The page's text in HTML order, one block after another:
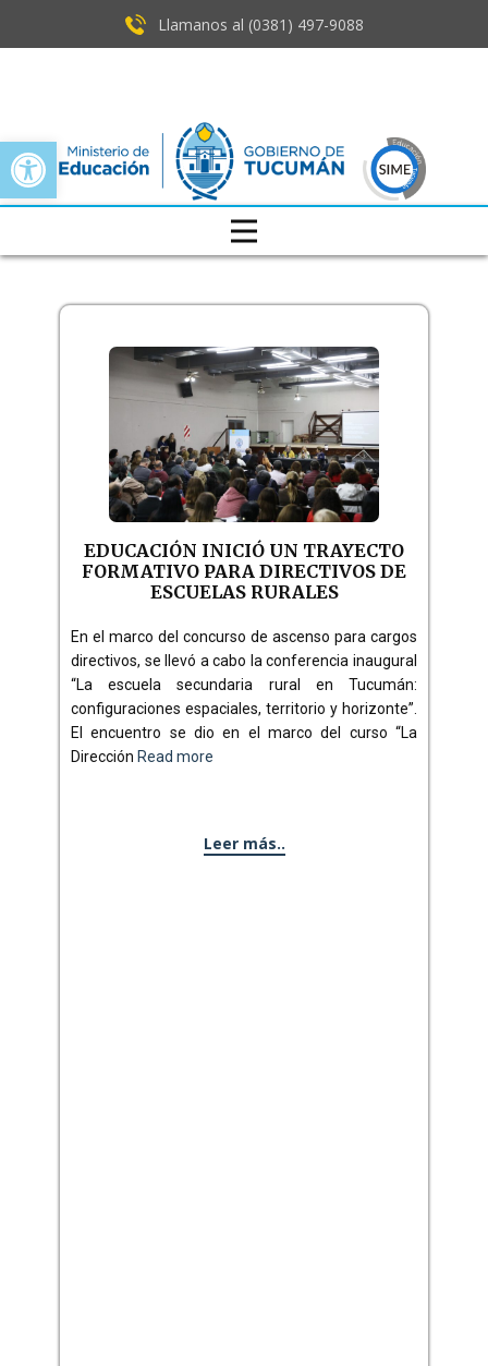
Open toolbar
Llamanos al (0381) ​497-9088
EDUCACIÓN INICIÓ UN TRAYECTO
FORMATIVO PARA DIRECTIVOS DE
ESCUELAS RURALES
En el marco del concurso de ascenso para cargos
directivos, se llevó a cabo la conferencia inaugural
“La escuela secundaria rural en Tucumán:
configuraciones espaciales, territorio y horizonte”.
El encuentro se dio en el marco del curso “La
Dirección Read more
Leer más..